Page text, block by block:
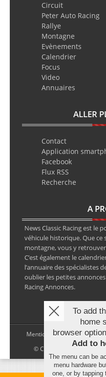
Circuit
Peter Auto Racing
Rallye
Montagne
Evènements
Calendrier
Focus
Video
Annuaires
ALLER
Contact
Application
Facebook
Flux RSS
Recherche
A
News Classic Racing est le
véhicule historique. Que ce
montagne, vous y
C’est également le
l’annuaire des spécialistes
oublier les petites
Racing Annonces.
Mentions légales
© Copyright 2026
To add
home
browser
Add to
The menu can be
menu hardware
one, or by tapping